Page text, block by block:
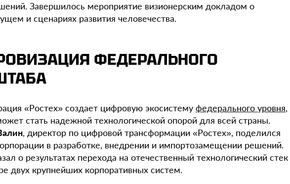
Завершилось мероприятие визионерским докладом о
и сценариях развития человечества.
ФЕДЕРАЛЬНОГО
«Ростех» создает цифровую экосистему федерального уровня,
стать надежной технологической опорой для всей страны.
, директор по цифровой трансформации «Ростех», поделился
в разработке, внедрении и импортозамещении решений.
о результатах перехода на отечественный технологический стек
двух крупнейших корпоративных систем.